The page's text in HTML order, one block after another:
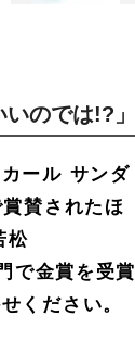
のでは!?」
ール サンダ
賛されたほ
松
で金賞を受賞
ください。